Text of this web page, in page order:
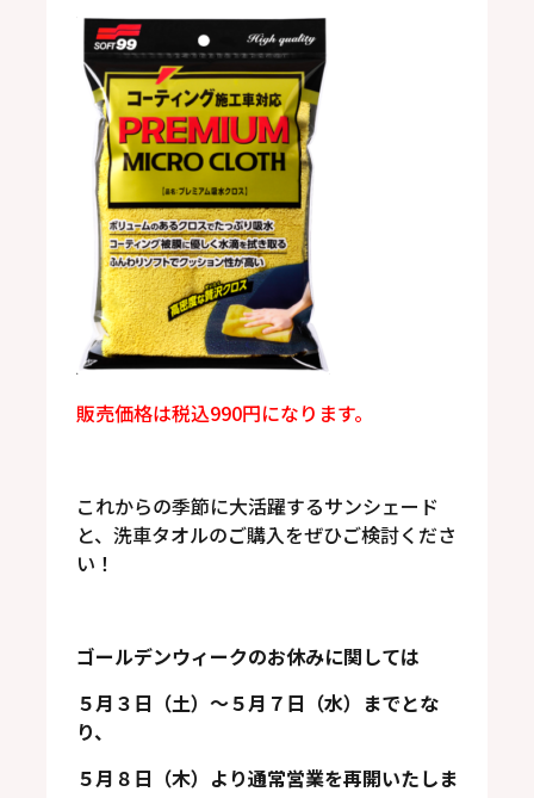
販売価格は税込990円になります。
これからの季節に大活躍するサンシェード
と、洗車タオルのご購入をぜひご検討くださ
い！
ゴールデンウィークのお休みに関しては
５月３日（土）～５月７日（水）までとな
り、
５月８日（木）より通常営業を再開いたしま